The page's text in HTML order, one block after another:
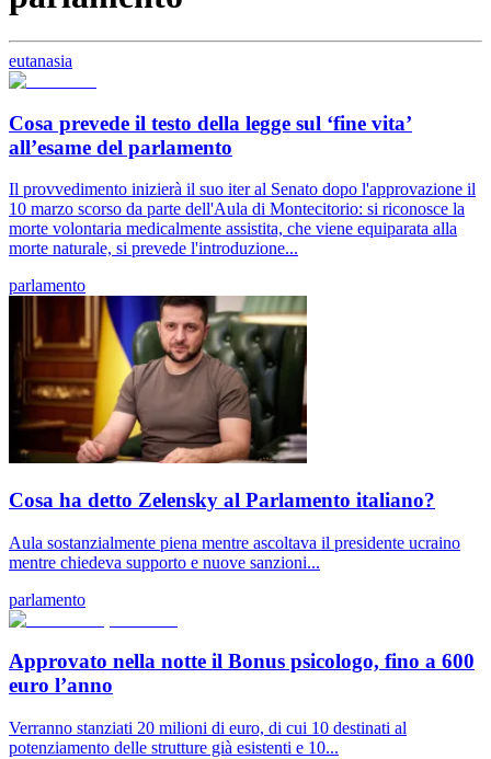
eutanasia
Cosa prevede il testo della legge sul ‘fine vita’
all’esame del parlamento
Il provvedimento inizierà il suo iter al Senato dopo l'approvazione il
10 marzo scorso da parte dell'Aula di Montecitorio: si riconosce la
morte volontaria medicalmente assistita, che viene equiparata alla
morte naturale, si prevede l'introduzione...
parlamento
Cosa ha detto Zelensky al Parlamento italiano?
Aula sostanzialmente piena mentre ascoltava il presidente ucraino
mentre chiedeva supporto e nuove sanzioni...
parlamento
Approvato nella notte il Bonus psicologo, fino a 600
euro l’anno
Verranno stanziati 20 milioni di euro, di cui 10 destinati al
potenziamento delle strutture già esistenti e 10...